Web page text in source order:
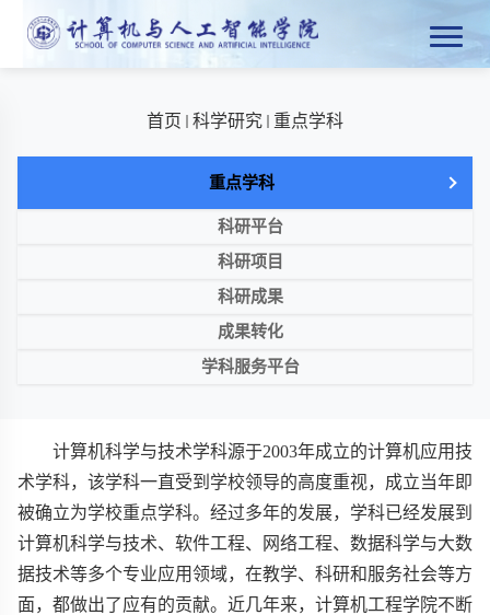
首页 科学研究 重点学科
重点学科
科研平台
科研项目
科研成果
成果转化
学科服务平台
计算机科学与技术学科源于2003年成立的计算机应用技
术学科，该学科一直受到学校领导的高度重视，成立当年即
被确立为学校重点学科。经过多年的发展，学科已经发展到
计算机科学与技术、软件工程、网络工程、数据科学与大数
据技术等多个专业应用领域，在教学、科研和服务社会等方
面，都做出了应有的贡献。近几年来，计算机工程学院不断